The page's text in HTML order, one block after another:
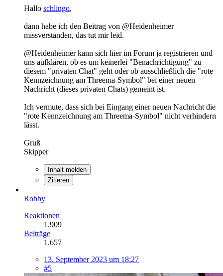
Hallo schlingo,
dann habe ich den Beitrag von @Heidenheimer
missverstanden, das tut mir leid.
@Heidenheimer kann sich hier im Forum ja registrieren und
uns aufklären, ob es um keinerlei "Benachrichtigung" zu
diesem "privaten Chat" geht oder ob ausschließlich die "rote
Kennzeichnung am Threema-Symbol" bei einer neuen
Nachricht (dieses privaten Chats) gemeint ist.
Ich vermute, dass sich bei Eingang einer neuen Nachricht die
"rote Kennzeichnung am Threema-Symbol" nicht verhindern
lässt.
Gruß
Skipper
Inhalt melden
Zitieren
Robby
Reaktionen
1.909
Beiträge
1.657
13. September 2023 um 18:27
#5